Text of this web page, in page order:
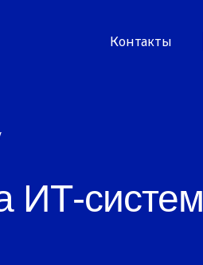
Контакты
ИТ-систем